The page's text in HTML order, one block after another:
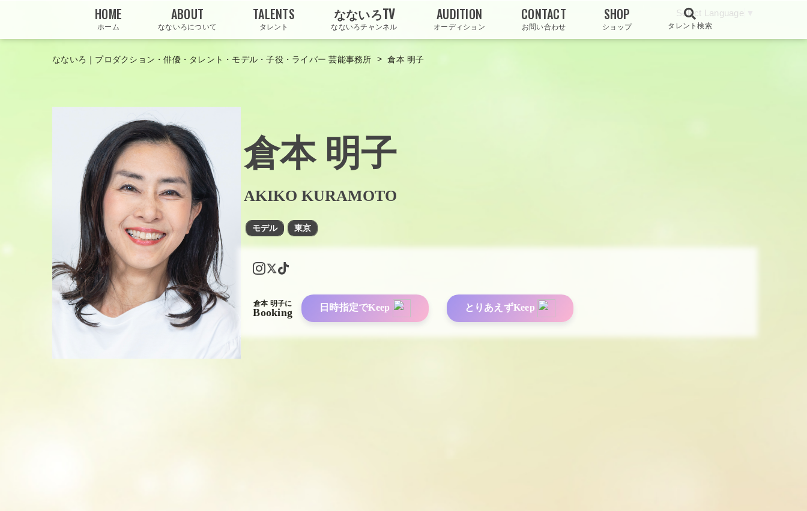
Select Language
HOME
ホーム
ABOUT
なないろについて
TALENTS
タレント
なないろTV
なないろチャンネル
AUDITION
オーディション
CONTACT
お問い合わせ
SHOP
ショップ タレント検索
なないろ｜プロダクション・俳優・タレント・モデル・子役・ライバー 芸能事務所 > 倉本 明子
倉本 明子
AKIKO KURAMOTO
モデル 東京
倉本 明子に
Booking 日時指定でKeep とりあえずKeep